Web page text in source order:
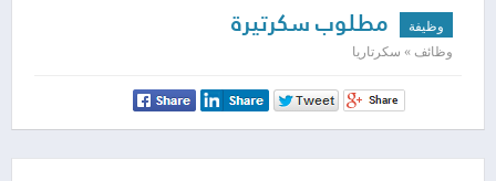
وظيفة مطلوب سكرتيرة
وظائف » سكرتاريا